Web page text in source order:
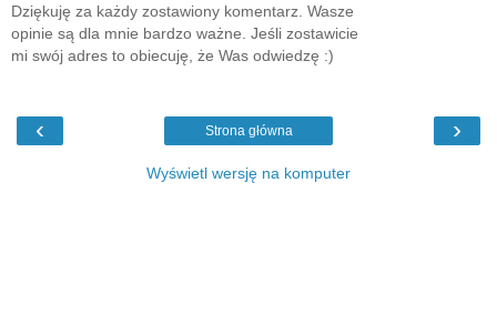
Dziękuję za każdy zostawiony komentarz. Wasze
opinie są dla mnie bardzo ważne. Jeśli zostawicie
mi swój adres to obiecuję, że Was odwiedzę :)
‹ ›
Strona główna
Wyświetl wersję na komputer